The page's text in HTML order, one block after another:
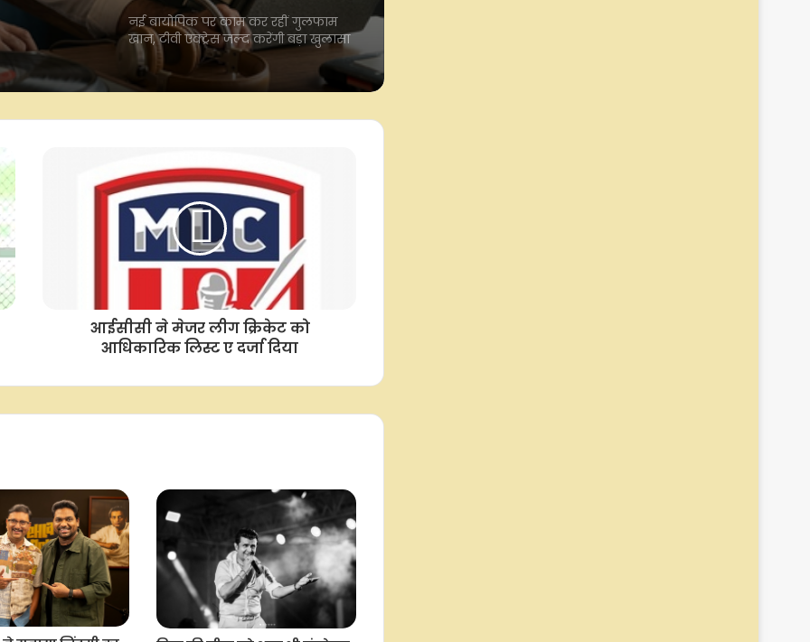
और
ऐसे
'ये आवारापन' को सादगी और गहराई के
साथ रचा गया, अमाल मलिक ने खोले
संगीत के राज
श्रद्धांजलि, बोले- आपके साथ बिताए कई
'इसे कुर्बानी मत कहिए…', शिवांगी जोशी के
लिए फाइनलिस्ट की जगह छोड़ने पर बोले
हर्षद चोपड़ा, आकांक्षा ने आरोपों पर तोड़ी
चुप्पी
'वह मुझे कभी बेटी तो कभी छोटी बहन की
तरह मानते थे', प्रदीप रावत को याद कर
स्मृति खन्ना हुईं भावुक
7 साल की उम्र में भरना पड़ता था इनकम
नारायण
गौरव मेरा कंफर्ट जोन नहीं, डॉग वाले बयान
पर आकांक्षा चमोला ने तोड़ी चुप्पी
गुलशन बावरा: रंगीन शर्ट और बिखरे बाल
देख फिल्म डिस्ट्रीब्यूटर ने कहा 'बावरा', ऐसे
बने हिंदी सिनेमा के दिग्गज गीतकार
आईसीसी ने मेजर लीग क्रिकेट को
आधिकारिक लिस्ट ए दर्जा दिया